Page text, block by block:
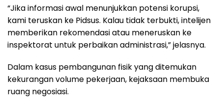
“Jika informasi awal menunjukkan potensi korupsi,
kami teruskan ke Pidsus. Kalau tidak terbukti, intelijen
memberikan rekomendasi atau meneruskan ke
inspektorat untuk perbaikan administrasi,” jelasnya.
Dalam kasus pembangunan fisik yang ditemukan
kekurangan volume pekerjaan, kejaksaan membuka
ruang negosiasi.